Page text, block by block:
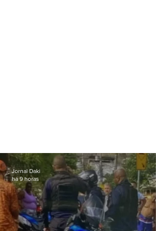
Jornal Daki
há 9 horas